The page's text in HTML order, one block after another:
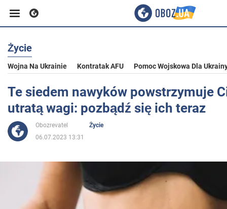
Biznes
Sport
Rozrywka
Polityka
Życie
Wojna Na Ukrainie Kontratak AFU Pomoc Wojskowa Dla
Te siedem nawyków powstrzymuje
utratą wagi: pozbądź się ich teraz
Obozrevatel
Życie
06.07.2023 13:31